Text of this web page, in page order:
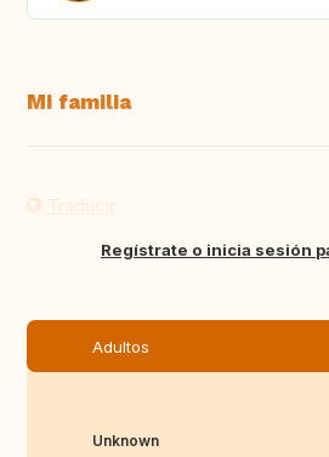
Mi familia
Traducir
Regístrate o inicia sesión
Adultos
Unknown